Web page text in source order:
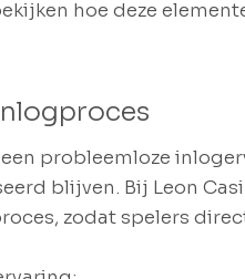
hoe deze
probleemloze
blijven. Bij Leon
zodat spelers